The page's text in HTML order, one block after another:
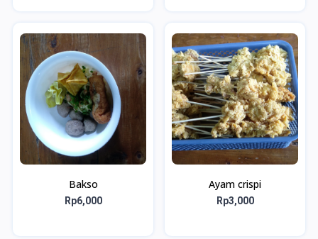
Bakso
Rp6,000
Ayam crispi
Rp3,000